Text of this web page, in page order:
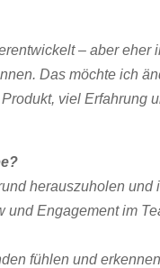
– aber eher
Das möchte ich
viel Erfahrung
herauszuholen
Engagement im
fühlen und